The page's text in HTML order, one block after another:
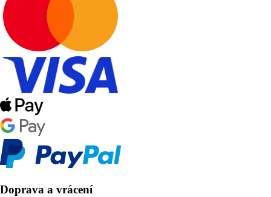
Doprava a vrácení